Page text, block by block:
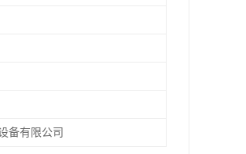
备有限公司